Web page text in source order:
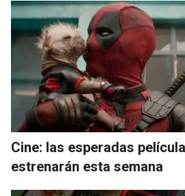
Cine: las esperadas
estrenarán esta semana